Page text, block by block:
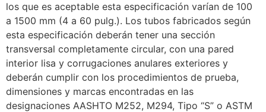
los que es aceptable esta especificación varían de 100
a 1500 mm (4 a 60 pulg.). Los tubos fabricados según
esta especificación deberán tener una sección
transversal completamente circular, con una pared
interior lisa y corrugaciones anulares exteriores y
deberán cumplir con los procedimientos de prueba,
dimensiones y marcas encontradas en las
designaciones AASHTO M252, M294, Tipo “S” o ASTM